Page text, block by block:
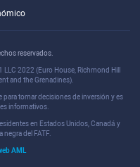
reservados.
LLC 2022 (Euro House, Richmond Hill
and the Grenadines).
para tomar decisiones de inversión y es
informativos.
en Estados Unidos, Canadá y
negra del FATF.
AML